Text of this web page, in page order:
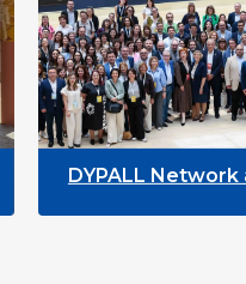
DYPALL Network at